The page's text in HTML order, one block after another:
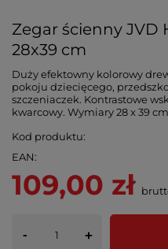
Zegar ścienny JVD
28x39 cm
Duży efektowny kolorowy
pokoju dziecięcego,
szczeniaczek. Kontrastowe
kwarcowy. Wymiary 28 x 39
Kod produktu
EAN
109,00 zł
- +